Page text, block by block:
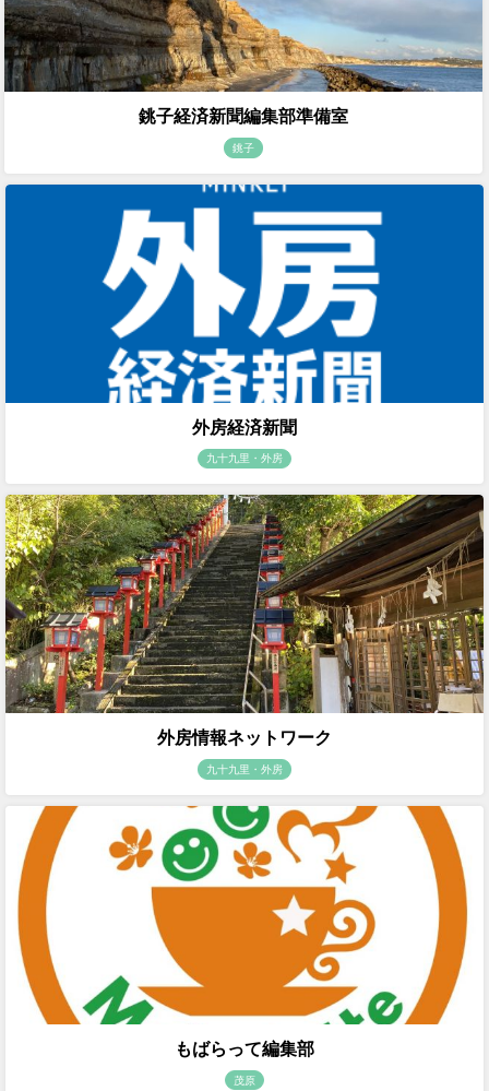
銚子経済新聞編集部準備室
銚子
外房経済新聞
九十九里・外房
外房情報ネットワーク
九十九里・外房
もばらって編集部
茂原